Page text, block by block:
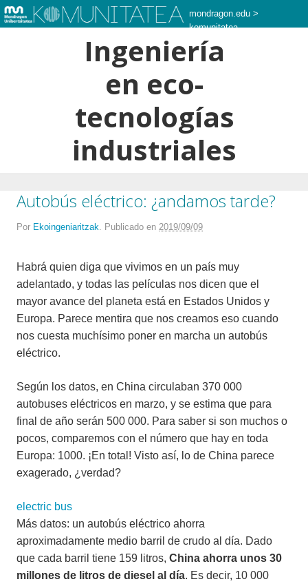
mondragon.edu >
komunitatea
Ingeniería
en eco-
tecnologías
industriales
Autobús eléctrico: ¿andamos tarde?
Por Ekoingeniaritzak. Publicado en 2019/09/09
Habrá quien diga que vivimos en un país muy
adelantado, y todas las películas nos dicen que el
mayor avance del planeta está en Estados Unidos y
Europa. Parece mentira que nos creamos eso cuando
nos cuesta muchísimo poner en marcha un autobús
eléctrico.
Según los datos, en China circulaban 370 000
autobuses eléctricos en marzo, y se estima que para
final de año serán 500 000. Para saber si son muchos o
pocos, comparemos con el número que hay en toda
Europa: 1000. ¡En total! Visto así, lo de China parece
exagerado, ¿verdad?
electric bus
Más datos: un autobús eléctrico ahorra
aproximadamente medio barril de crudo al día. Dado
que cada barril tiene 159 litros, China ahorra unos 30
millones de litros de diesel al día. Es decir, 10 000